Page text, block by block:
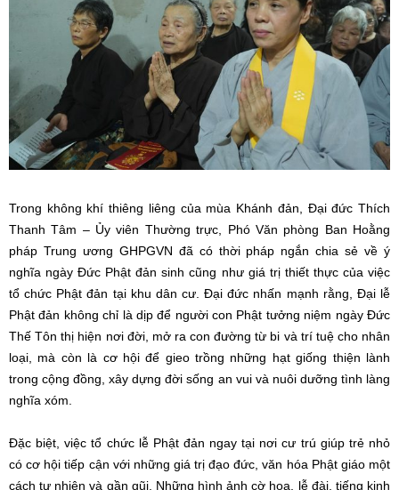
Trong không khí thiêng liêng của mùa Khánh đản, Đại đức Thích
Thanh Tâm – Ủy viên Thường trực, Phó Văn phòng Ban Hoằng
pháp Trung ương GHPGVN đã có thời pháp ngắn chia sẻ về ý
nghĩa ngày Đức Phật đản sinh cũng như giá trị thiết thực của việc
tổ chức Phật đản tại khu dân cư. Đại đức nhấn mạnh rằng, Đại lễ
Phật đản không chỉ là dịp để người con Phật tưởng niệm ngày Đức
Thế Tôn thị hiện nơi đời, mở ra con đường từ bi và trí tuệ cho nhân
loại, mà còn là cơ hội để gieo trồng những hạt giống thiện lành
trong cộng đồng, xây dựng đời sống an vui và nuôi dưỡng tình làng
nghĩa xóm.
Đặc biệt, việc tổ chức lễ Phật đản ngay tại nơi cư trú giúp trẻ nhỏ
có cơ hội tiếp cận với những giá trị đạo đức, văn hóa Phật giáo một
cách tự nhiên và gần gũi. Những hình ảnh cờ hoa, lễ đài, tiếng kinh